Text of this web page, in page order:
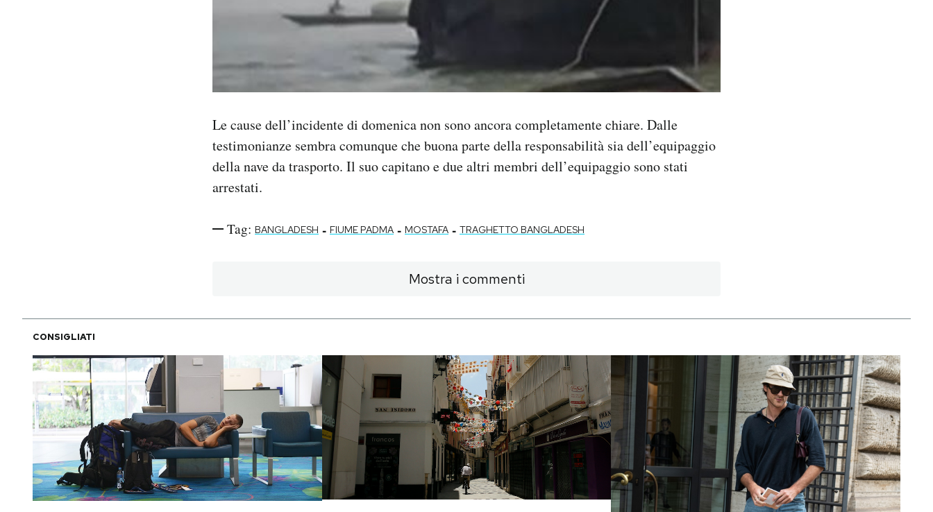
Le cause dell’incidente di domenica non sono ancora completamente chiare. Dalle
testimonianze sembra comunque che buona parte della responsabilità sia dell’equipaggio
della nave da trasporto. Il suo capitano e due altri membri dell’equipaggio sono stati
arrestati.
Tag: BANGLADESH - FIUME PADMA - MOSTAFA - TRAGHETTO BANGLADESH
Mostra i commenti
CONSIGLIATI